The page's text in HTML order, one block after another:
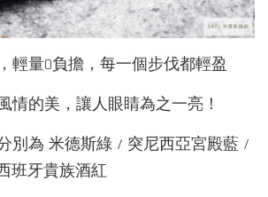
輕量0負擔，每一個步伐都輕盈
情的美，讓人眼睛為之一亮！
別為 米德斯綠 / 突尼西亞宮殿藍 /
班牙貴族酒紅